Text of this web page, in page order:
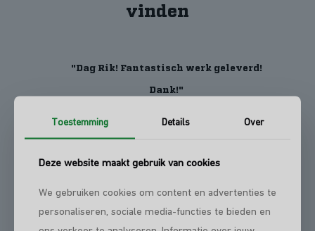
vinden
"Dag Rik! Fantastisch werk geleverd!
Dank!"
Toestemming Details Over
Deze website maakt gebruik van cookies
We gebruiken cookies om content en advertenties te
personaliseren, sociale media-functies te bieden en